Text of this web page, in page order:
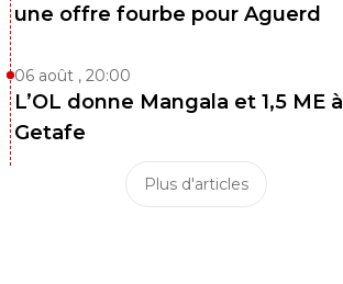
une offre fourbe pour Aguerd
06 août , 20:00
L’OL donne Mangala et 1,5 ME à
Getafe
Plus d'articles